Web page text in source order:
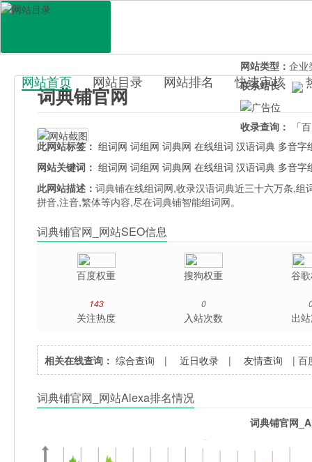
百科目录
网站首页 网站目录 网站排名 快速审核
词典铺官网
网站类型： 企业
联系站长：
收录查询：
「
此网站标签： 组词网 词组网 词典网 在线组词 汉语词典 多音字
网站关键词： 组词网 词组网 词典网 在线组词 汉语词典 多音字
此网站描述：词典铺在线组词网,收录汉语词典近三十六万条,
拼音,注音,繁体等内容,尽在词典铺智能组词网。
词典铺官网_网站SEO信息
百度权重 搜狗权重 谷
143
关注热度
0
入站次数 出
相关在线查询： 综合查询 |近日收录 |友情查询 |百
词典铺官网_网站Alexa排名情况
词典铺官网